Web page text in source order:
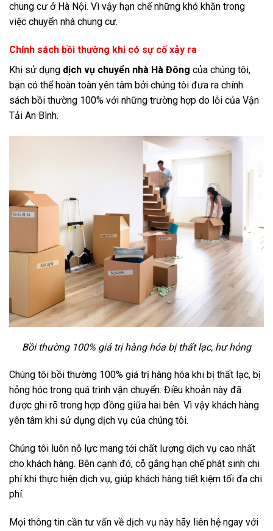
chung cư ở Hà Nội. Vì vậy hạn chế những khó khăn trong
việc chuyển nhà chung cư.
Chính sách bồi thường khi có sự cố xảy ra
Khi sử dụng dịch vụ chuyển nhà Hà Đông của chúng tôi,
bạn có thể hoàn toàn yên tâm bởi chúng tôi đưa ra chính
sách bồi thường 100% với những trường hợp do lỗi của Vận
Tải An Bình.
Bồi thường 100% giá trị hàng hóa bị thất lạc, hư hỏng
Chúng tôi bồi thường 100% giá trị hàng hóa khi bị thất lạc, bị
hỏng hóc trong quá trình vận chuyển. Điều khoản này đã
được ghi rõ trong hợp đồng giữa hai bên. Vì vậy khách hàng
yên tâm khi sử dụng dịch vụ của chúng tôi.
Chúng tôi luôn nỗ lực mang tới chất lượng dịch vụ cao nhất
cho khách hàng. Bên cạnh đó, cỗ gắng hạn chế phát sinh chi
phí khi thực hiện dịch vụ, giúp khách hàng tiết kiệm tối đa chi
phí.
Mọi thông tin cần tư vấn về dịch vụ này hãy liên hệ ngay với